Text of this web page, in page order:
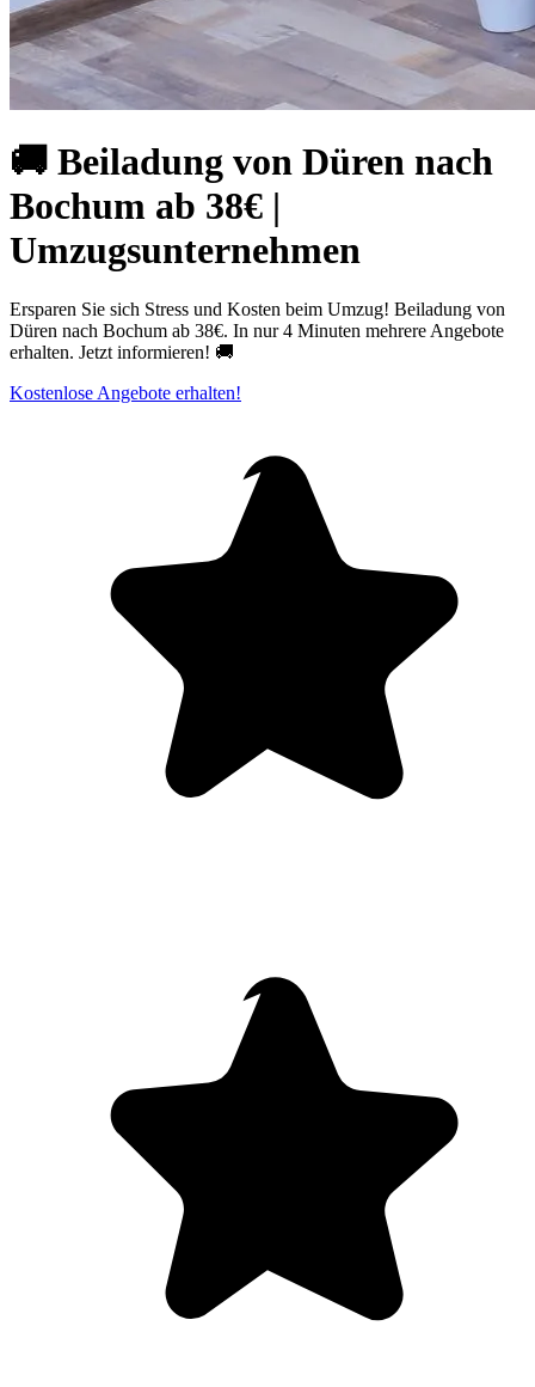
🚚 Beiladung von Düren nach
Bochum ab 38€ |
Umzugsunternehmen
Ersparen Sie sich Stress und Kosten beim Umzug! Beiladung von
Düren nach Bochum ab 38€. In nur 4 Minuten mehrere Angebote
erhalten. Jetzt informieren! 🚚
Kostenlose Angebote erhalten!